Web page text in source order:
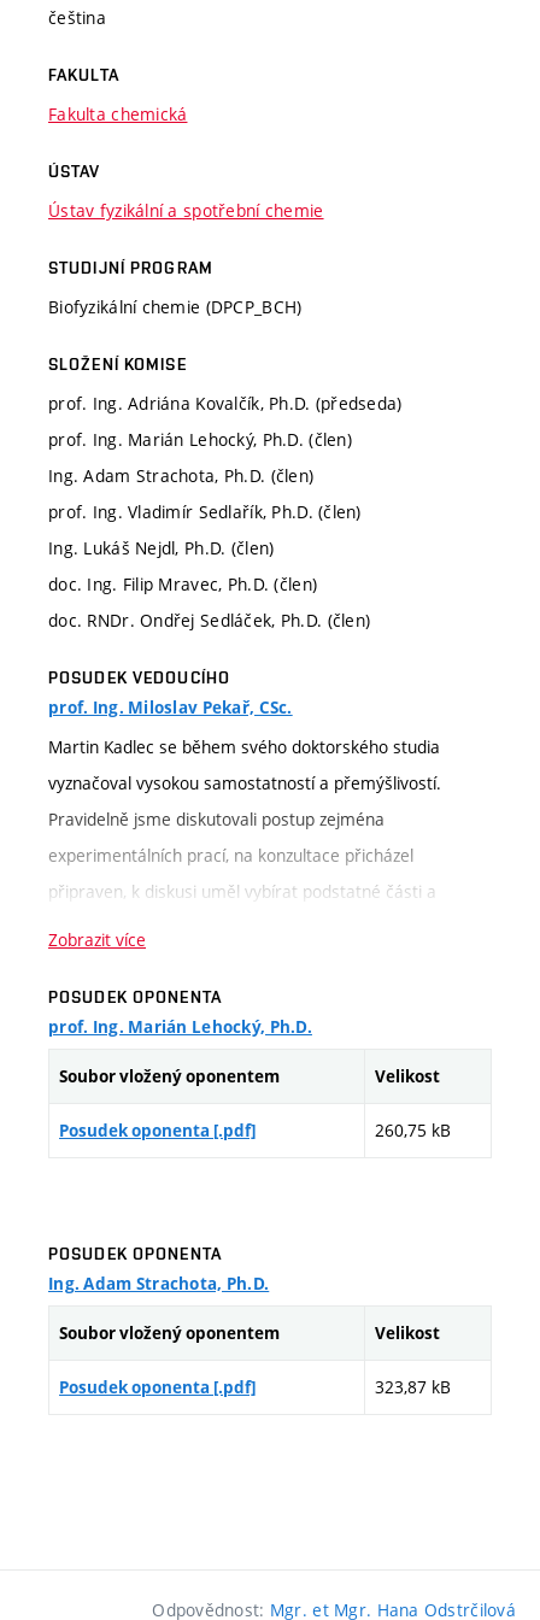
čeština
FAKULTA
Fakulta chemická
ÚSTAV
Ústav fyzikální a spotřební chemie
STUDIJNÍ PROGRAM
Biofyzikální chemie (DPCP_BCH)
SLOŽENÍ KOMISE
prof. Ing. Adriána Kovalčík, Ph.D. (předseda)
prof. Ing. Marián Lehocký, Ph.D. (člen)
Ing. Adam Strachota, Ph.D. (člen)
prof. Ing. Vladimír Sedlařík, Ph.D. (člen)
Ing. Lukáš Nejdl, Ph.D. (člen)
doc. Ing. Filip Mravec, Ph.D. (člen)
doc. RNDr. Ondřej Sedláček, Ph.D. (člen)
POSUDEK VEDOUCÍHO
prof. Ing. Miloslav Pekař, CSc.
Martin Kadlec se během svého doktorského studia
vyznačoval vysokou samostatností a přemýšlivostí.
Pravidelně jsme diskutovali postup zejména
experimentálních prací, na konzultace přicházel
připraven, k diskusi uměl vybírat podstatné části a
dat teoretickými modely, zařídil obstarání a zprovoznění
souvisejícího software prof. Wintera. S jeho prací jsem
by spokojen, výsledky považuji za významné, byť některé
uvedeny jsou. Poněkud pozdější termín odevzdání práce
jeho všestrannými schopnostmi, ochotou a zájmem.
Zobrazit více
POSUDEK OPONENTA
prof. Ing. Marián Lehocký, Ph.D.
Soubor vložený oponentem Velikost
Posudek oponenta [.pdf] 260,75 kB
POSUDEK OPONENTA
Ing. Adam Strachota, Ph.D.
Soubor vložený oponentem Velikost
Posudek oponenta [.pdf] 323,87 kB
Odpovědnost: Mgr. et Mgr. Hana Odstrčilová